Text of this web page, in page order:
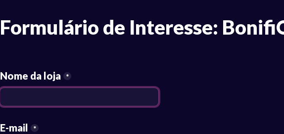
Formulário de Interesse:
Nome da loja *
E-mail *